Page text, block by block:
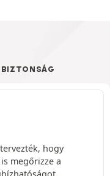
BIZTONSÁG
hogy
megőrizze a